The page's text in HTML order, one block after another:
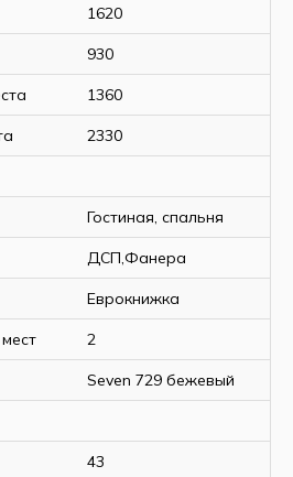
1620
930
1360
2330
Гостиная, спальня
ДСП,Фанера
Еврокнижка
2
Seven 729 бежевый
43